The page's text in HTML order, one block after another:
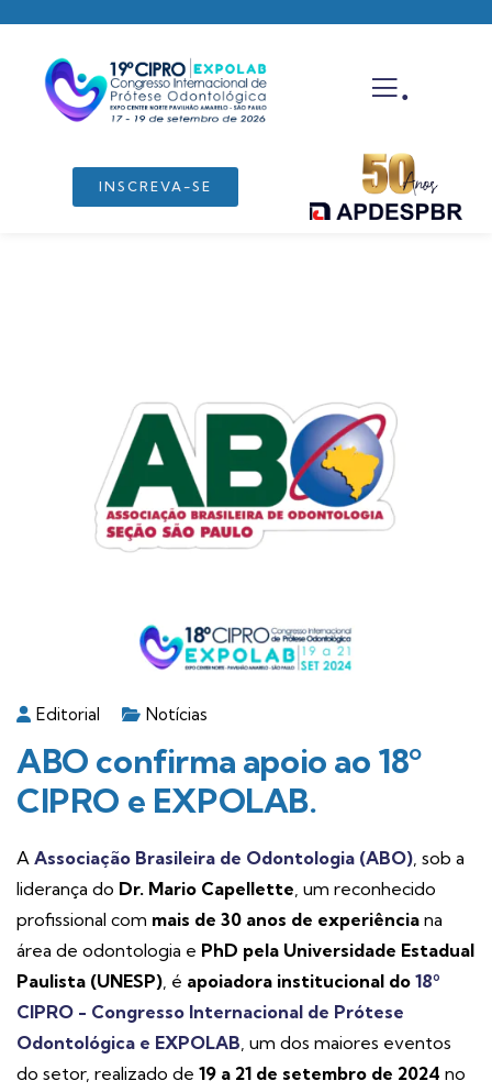
.
INSCREVA-SE
Editorial Notícias
ABO confirma apoio ao 18º
CIPRO e EXPOLAB.
A Associação Brasileira de Odontologia (ABO), sob a
liderança do Dr. Mario Capellette, um reconhecido
profissional com mais de 30 anos de experiência na
área de odontologia e PhD pela Universidade Estadual
Paulista (UNESP), é apoiadora institucional do 18º
CIPRO - Congresso Internacional de Prótese
Odontológica e EXPOLAB, um dos maiores eventos
do setor, realizado de 19 a 21 de setembro de 2024 no